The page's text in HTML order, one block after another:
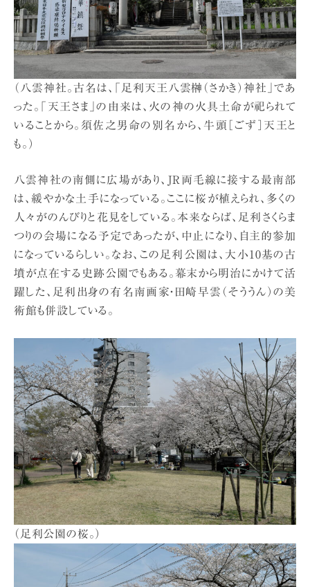
（八雲神社。古名は、「足利天王八雲榊（さかき）神社」であ
った。「天王さま」の由来は、火の神の火具土命が祀られて
いることから。須佐之男命の別名から、牛頭［ごず］天王と
も。）
八雲神社の南側に広場があり、JR両毛線に接する最南部
は、緩やかな土手になっている。ここに桜が植えられ、多くの
人々がのんびりと花見をしている。本来ならば、足利さくらま
つりの会場になる予定であったが、中止になり、自主的参加
になっているらしい。なお、この足利公園は、大小10基の古
墳が点在する史跡公園でもある。幕末から明治にかけて活
躍した、足利出身の有名南画家・田崎早雲（そううん）の美
術館も併設している。
（足利公園の桜。）